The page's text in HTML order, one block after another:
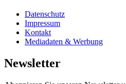
Datenschutz
Impressum
Kontakt
Mediadaten & Werbung
Newsletter